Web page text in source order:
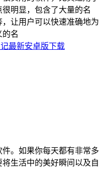
明显，包含了大量的名
让用户可以快速准确地为
的名
。如果你每天都有非常多
生活中的美好瞬间以及自